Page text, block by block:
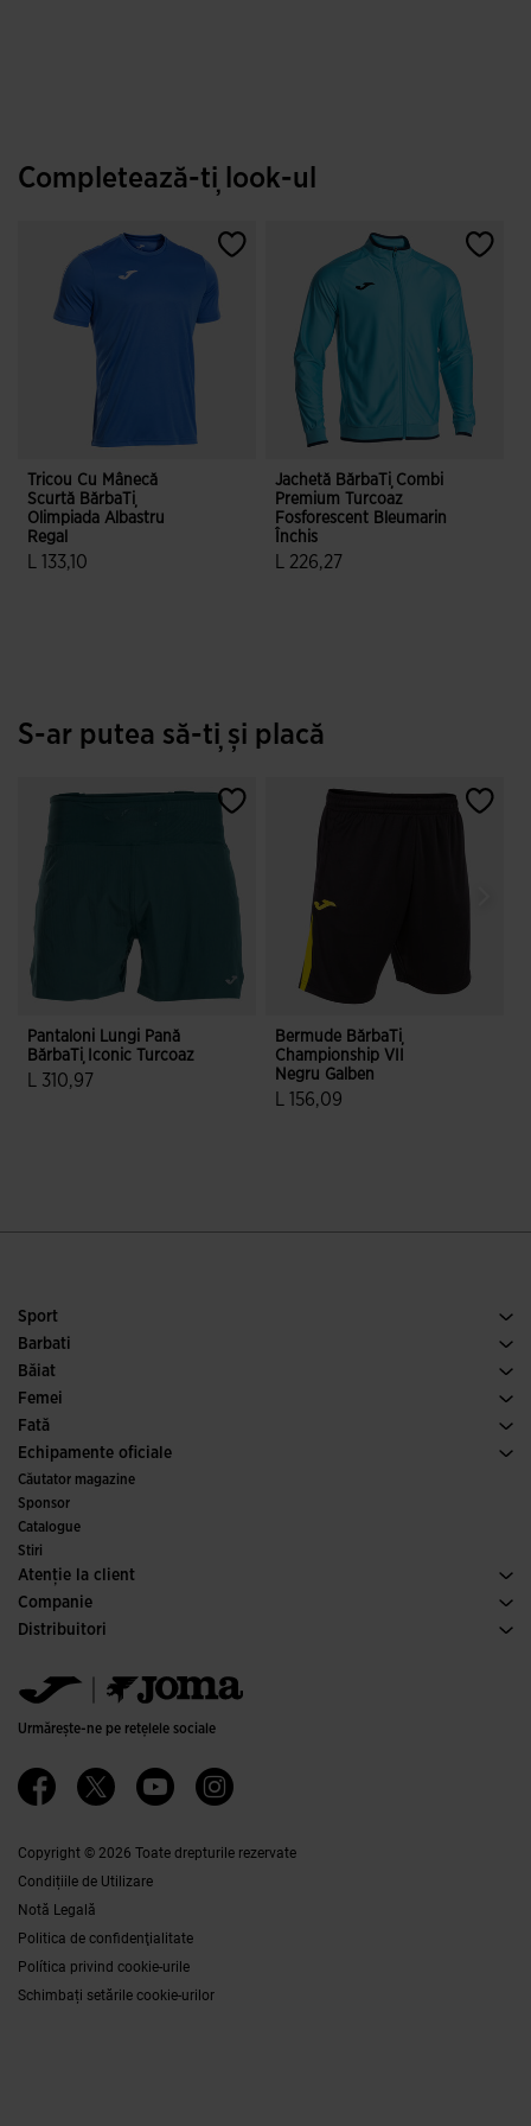
Completează-ți look-ul
Tricou Cu Mânecă
Scurtă BărbaȚi
Olimpiada Albastru
Regal
L 133,10
Jachetă BărbaȚi Combi
Premium Turcoaz
Fosforescent Bleumarin
Închis
L 226,27
S-ar putea să-ți și placă
Pantaloni Lungi Pană
BărbaȚi Iconic Turcoaz
L 310,97
Bermude BărbaȚi
Championship VII
Negru Galben
L 156,09
Sport
Alergare
Fotbal
Padel
Alergare pe traseu
Barbati
Incalaminte Barbai
Sport
Băiat
Vezi toate hainele pentru băieți
Femei
Incalaminte Femei
Sport
Fată
Vezi toate hainele pentru fete
Echipamente oficiale
Fotbal
Fotbal de Sala
Comitete și federații
Ediții speciale
Căutator magazine
Sponsor
Catalogue
Stiri
Atenţie la client
Condiţii de Cumpărare
Transport și Livrare
FAQs
Companie
Istorie
Canal etic
Politica de calitate și de mediu
Carieră
Distribuitori
Jomanet
Zona de marketing
Contactaţi
Urmărește-ne pe rețelele sociale
Copyright © 2026 Toate drepturile rezervate
Condițiile de Utilizare
Notă Legală
Politica de confidenţialitate
Política privind cookie-urile
Schimbați setările cookie-urilor